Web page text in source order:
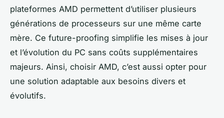
plateformes AMD permettent d’utiliser plusieurs
générations de processeurs sur une même carte
mère. Ce future-proofing simplifie les mises à jour
et l’évolution du PC sans coûts supplémentaires
majeurs. Ainsi, choisir AMD, c’est aussi opter pour
une solution adaptable aux besoins divers et
évolutifs.